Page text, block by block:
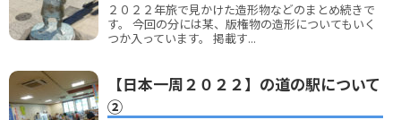
２０２２年旅で見かけた造形物などのまとめ続きで
す。 今回の分には某、版権物の造形についてもいく
つか入っています。 掲載す...
【日本一周２０２２】の道の駅について
②